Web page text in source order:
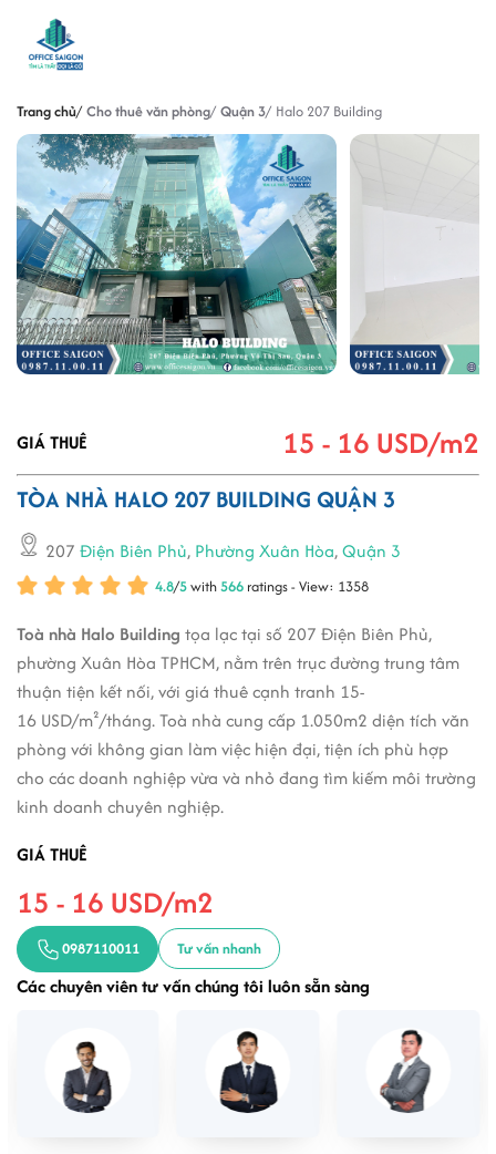
Trang chủ Cho thuê văn phòng Quận 3 Halo 207 Building
GIÁ THUÊ 15 - 16 USD/m2
TÒA NHÀ HALO 207 BUILDING QUẬN 3
207 Điện Biên Phủ, Phường Xuân Hòa,Quận 3
4.8/5with566 ratings - View: 1358
Toà nhà Halo Building tọa lạc tại số 207 Điện Biên Phủ,
phường Xuân Hòa TPHCM, nằm trên trục đường trung tâm
thuận tiện kết nối, với giá thuê cạnh tranh 15-
16 USD/m²/tháng. Toà nhà cung cấp 1.050m2 diện tích văn
phòng với không gian làm việc hiện đại, tiện ích phù hợp
cho các doanh nghiệp vừa và nhỏ đang tìm kiếm môi trường
kinh doanh chuyên nghiệp.
GIÁ THUÊ
15 - 16 USD/m2
0987110011 Tư vấn nhanh
Các chuyên viên tư vấn chúng tôi luôn sẵn sàng